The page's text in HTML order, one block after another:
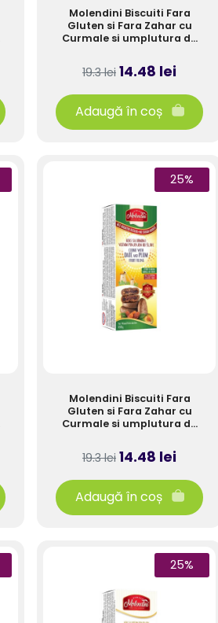
Molendini Biscuiti Fara
Gluten si Fara Zahar cu
Curmale si umplutura de
19.3 lei 14.48 lei
Adaugă în coș
25%
Molendini Biscuiti Fara
Gluten si Fara Zahar cu
Curmale si umplutura de
19.3 lei 14.48 lei
Adaugă în coș
25%